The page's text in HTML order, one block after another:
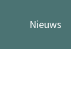
Nieuws